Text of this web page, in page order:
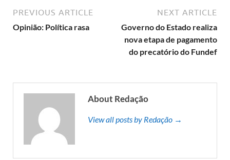
PREVIOUS ARTICLE
Opinião: Política rasa
NEXT ARTICLE
Governo do Estado realiza
nova etapa de pagamento
do precatório do Fundef
About Redação
View all posts by Redação →